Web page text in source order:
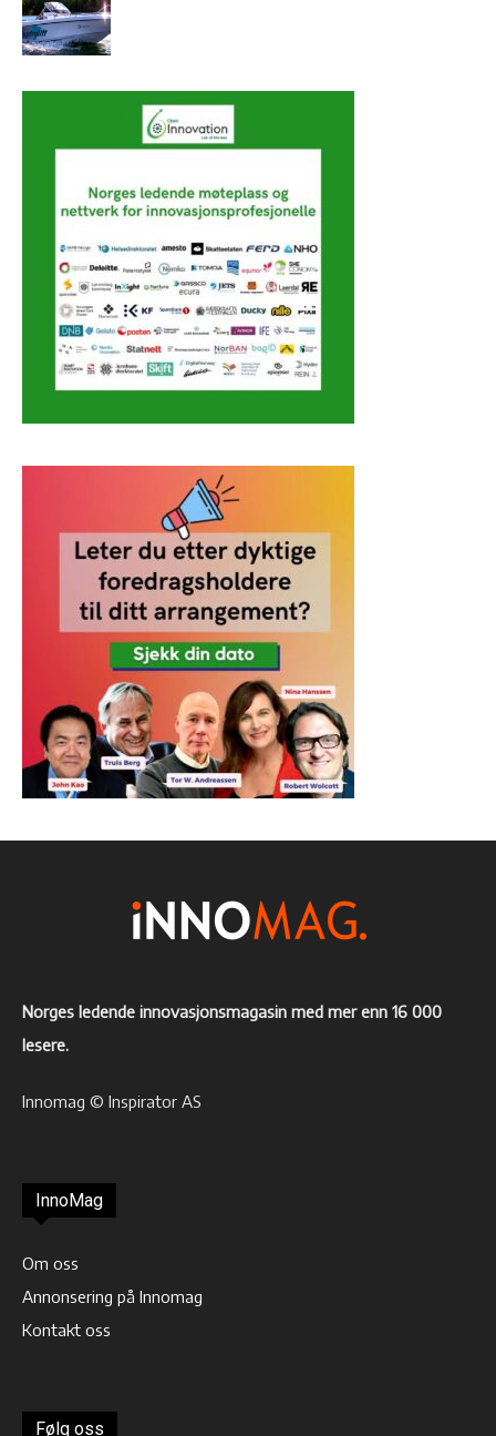
Norges ledende innovasjonsmagasin med mer enn 16 000
lesere.
Innomag © Inspirator AS
InnoMag
Om oss
Annonsering på Innomag
Kontakt oss
Følg oss